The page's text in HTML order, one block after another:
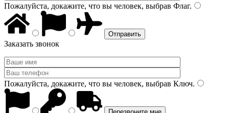
Пожалуйста, докажите, что вы человек, выбрав Флаг.
Заказать звонок
Пожалуйста, докажите, что вы человек, выбрав Ключ.